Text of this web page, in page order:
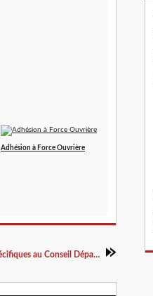
Adhésion à Force Ouvrière
Canicule : mesures spécifiques au Conseil Départemental de la Moselle